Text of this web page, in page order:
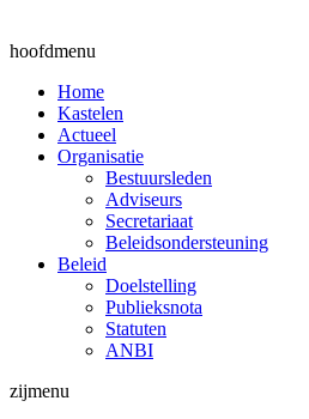
hoofdmenu
Home
Kastelen
Actueel
Organisatie
Bestuursleden
Adviseurs
Secretariaat
Beleidsondersteuning
Beleid
Doelstelling
Publieksnota
Statuten
ANBI
zijmenu